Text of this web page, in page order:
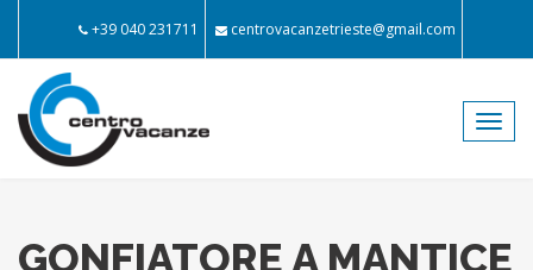
+39 040 231711 centrovacanzetrieste@gmail.com
GONFIATORE A MANTICE